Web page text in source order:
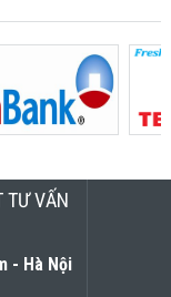
TƯ VẤN
- Hà Nội